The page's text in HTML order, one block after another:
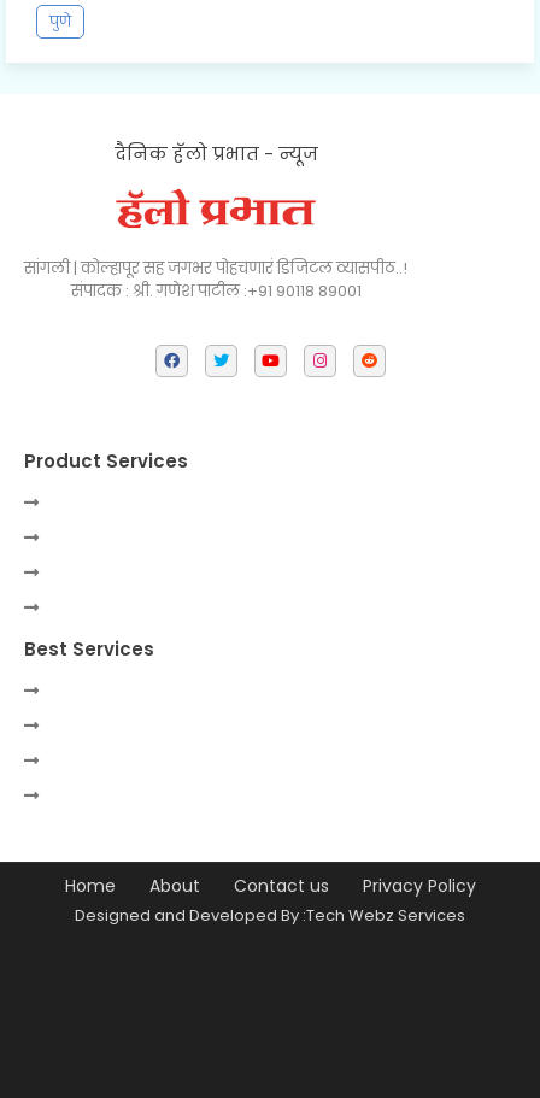
पुणे
दैनिक हॅलो प्रभात - न्यूज
सांगली | कोल्हापूर सह जगभर पोहचणारं डिजिटल व्यासपीठ..!
संपादक : श्री. गणेश पाटील :+91 90118 89001
Product Services
Best Services
Home About Contact us Privacy Policy
Designed and Developed By :Tech Webz Services